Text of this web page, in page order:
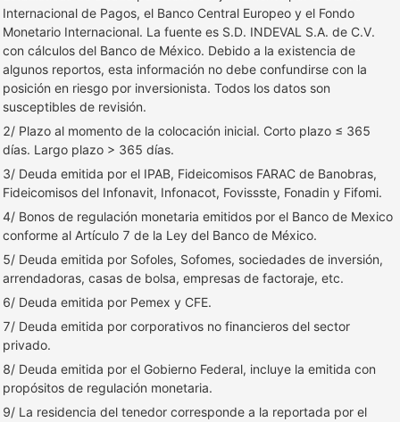
Internacional de Pagos, el Banco Central Europeo y el Fondo
Monetario Internacional. La fuente es S.D. INDEVAL S.A. de C.V.
con cálculos del Banco de México. Debido a la existencia de
algunos reportos, esta información no debe confundirse con la
posición en riesgo por inversionista. Todos los datos son
susceptibles de revisión.
2/ Plazo al momento de la colocación inicial. Corto plazo ≤ 365
días. Largo plazo > 365 días.
3/ Deuda emitida por el IPAB, Fideicomisos FARAC de Banobras,
Fideicomisos del Infonavit, Infonacot, Fovissste, Fonadin y Fifomi.
4/ Bonos de regulación monetaria emitidos por el Banco de Mexico
conforme al Artículo 7 de la Ley del Banco de México.
5/ Deuda emitida por Sofoles, Sofomes, sociedades de inversión,
arrendadoras, casas de bolsa, empresas de factoraje, etc.
6/ Deuda emitida por Pemex y CFE.
7/ Deuda emitida por corporativos no financieros del sector
privado.
8/ Deuda emitida por el Gobierno Federal, incluye la emitida con
propósitos de regulación monetaria.
9/ La residencia del tenedor corresponde a la reportada por el